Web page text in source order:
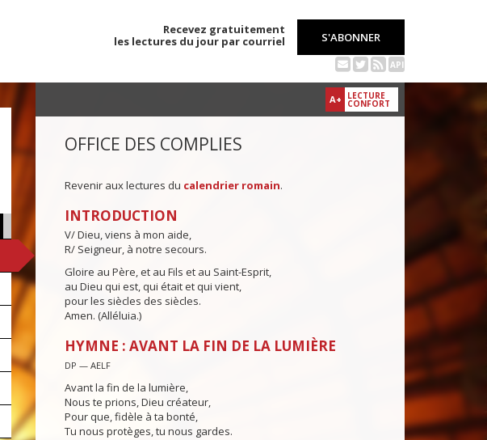
Recevez gratuitement
les lectures du jour par courriel
S'ABONNER
API
A+ LECTURE
CONFORT
OFFICE DES COMPLIES
Revenir aux lectures du calendrier romain.
INTRODUCTION
V/ Dieu, viens à mon aide,
R/ Seigneur, à notre secours.
Gloire au Père, et au Fils et au Saint-Esprit,
au Dieu qui est, qui était et qui vient,
pour les siècles des siècles.
Amen. (Alléluia.)
HYMNE : AVANT LA FIN DE LA LUMIÈRE
DP — AELF
Avant la fin de la lumière,
Nous te prions, Dieu créateur,
Pour que, fidèle à ta bonté,
Tu nous protèges, tu nous gardes.